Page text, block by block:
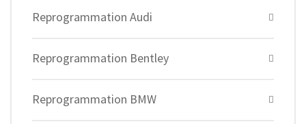
Reprogrammation Audi
Reprogrammation Bentley
Reprogrammation BMW